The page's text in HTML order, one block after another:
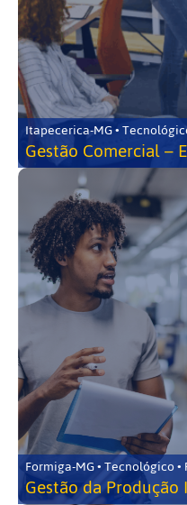
Itapecerica-MG •
Gestão Comercial –
Formiga-MG • Tecnológico
Gestão da